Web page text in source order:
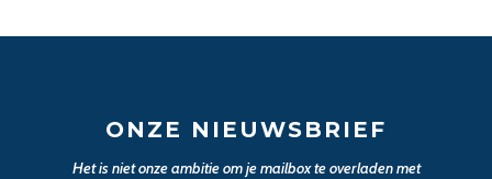
ONZE NIEUWSBRIEF
Het is niet onze ambitie om je mailbox te overladen met